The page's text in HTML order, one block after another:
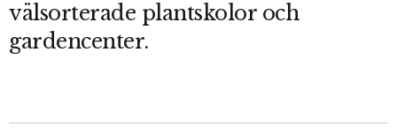
välsorterade plantskolor och
gardencenter.